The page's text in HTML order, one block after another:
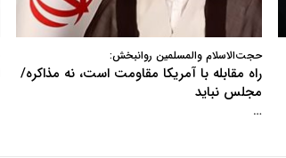
حجت‌الاسلام والمسلمین روانبخش:
راه مقابله با آمریکا مقاومت است، نه مذاکره/
مجلس نباید
…